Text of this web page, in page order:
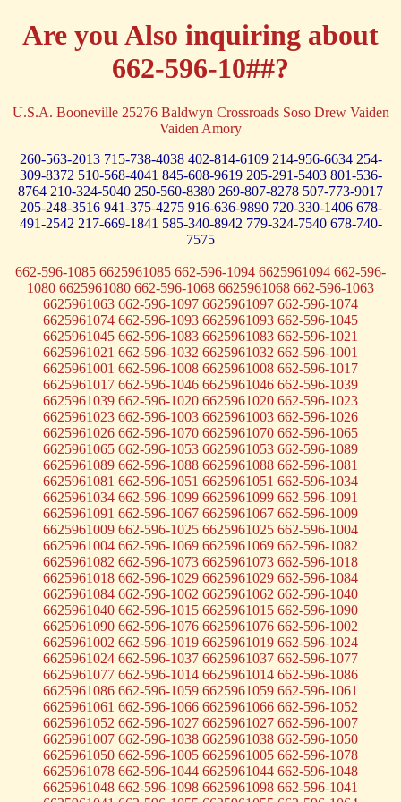
Are you Also inquiring about
662-596-10##?
U.S.A. Booneville 25276 Baldwyn Crossroads Soso Drew Vaiden
Vaiden Amory
260-563-2013 715-738-4038 402-814-6109 214-956-6634 254-
309-8372 510-568-4041 845-608-9619 205-291-5403 801-536-
8764 210-324-5040 250-560-8380 269-807-8278 507-773-9017
205-248-3516 941-375-4275 916-636-9890 720-330-1406 678-
491-2542 217-669-1841 585-340-8942 779-324-7540 678-740-
7575
662-596-1085 6625961085 662-596-1094 6625961094 662-596-
1080 6625961080 662-596-1068 6625961068 662-596-1063
6625961063 662-596-1097 6625961097 662-596-1074
6625961074 662-596-1093 6625961093 662-596-1045
6625961045 662-596-1083 6625961083 662-596-1021
6625961021 662-596-1032 6625961032 662-596-1001
6625961001 662-596-1008 6625961008 662-596-1017
6625961017 662-596-1046 6625961046 662-596-1039
6625961039 662-596-1020 6625961020 662-596-1023
6625961023 662-596-1003 6625961003 662-596-1026
6625961026 662-596-1070 6625961070 662-596-1065
6625961065 662-596-1053 6625961053 662-596-1089
6625961089 662-596-1088 6625961088 662-596-1081
6625961081 662-596-1051 6625961051 662-596-1034
6625961034 662-596-1099 6625961099 662-596-1091
6625961091 662-596-1067 6625961067 662-596-1009
6625961009 662-596-1025 6625961025 662-596-1004
6625961004 662-596-1069 6625961069 662-596-1082
6625961082 662-596-1073 6625961073 662-596-1018
6625961018 662-596-1029 6625961029 662-596-1084
6625961084 662-596-1062 6625961062 662-596-1040
6625961040 662-596-1015 6625961015 662-596-1090
6625961090 662-596-1076 6625961076 662-596-1002
6625961002 662-596-1019 6625961019 662-596-1024
6625961024 662-596-1037 6625961037 662-596-1077
6625961077 662-596-1014 6625961014 662-596-1086
6625961086 662-596-1059 6625961059 662-596-1061
6625961061 662-596-1066 6625961066 662-596-1052
6625961052 662-596-1027 6625961027 662-596-1007
6625961007 662-596-1038 6625961038 662-596-1050
6625961050 662-596-1005 6625961005 662-596-1078
6625961078 662-596-1044 6625961044 662-596-1048
6625961048 662-596-1098 6625961098 662-596-1041